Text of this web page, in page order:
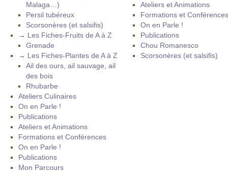
Malaga…)
Persil tubéreux
Scorsonères (et salsifis)
→ Les Fiches-Fruits de A à Z
Grenade
→ Les Fiches-Plantes de A à Z
Ail des ours, ail sauvage, ail
des bois
Rhubarbe
Ateliers Culinaires
On en Parle !
Publications
Ateliers et Animations
Formations et Conférences
On en Parle !
Publications
Mon Parcours
Ateliers et Animations
Formations et Conférences
On en Parle !
Publications
Chou Romanesco
Scorsonères (et salsifis)